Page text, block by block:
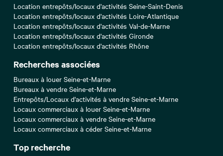
Location entrepôts/locaux d'activités Seine-Saint-Denis
Location entrepôts/locaux d'activités Loire-Atlantique
Location entrepôts/locaux d'activités Val-de-Marne
Location entrepôts/locaux d'activités Gironde
Location entrepôts/locaux d'activités Rhône
Recherches associées
Bureaux à louer Seine-et-Marne
Bureaux à vendre Seine-et-Marne
Entrepôts/Locaux d'activités à vendre Seine-et-Marne
Locaux commerciaux à louer Seine-et-Marne
Locaux commerciaux à vendre Seine-et-Marne
Locaux commerciaux à céder Seine-et-Marne
Top recherche